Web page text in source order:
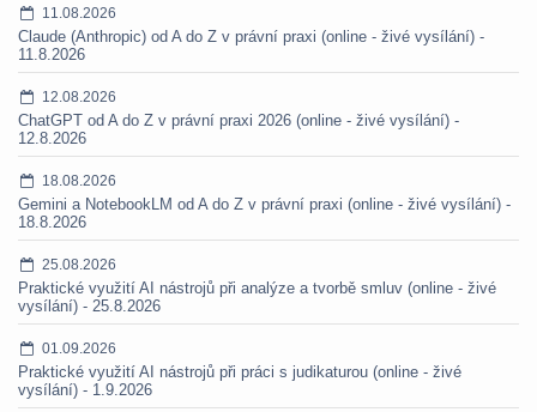
11.08.2026
Claude (Anthropic) od A do Z v právní praxi (online - živé vysílání) -
11.8.2026
12.08.2026
ChatGPT od A do Z v právní praxi 2026 (online - živé vysílání) -
12.8.2026
18.08.2026
Gemini a NotebookLM od A do Z v právní praxi (online - živé vysílání) -
18.8.2026
25.08.2026
Praktické využití AI nástrojů při analýze a tvorbě smluv (online - živé
vysílání) - 25.8.2026
01.09.2026
Praktické využití AI nástrojů při práci s judikaturou (online - živé
vysílání) - 1.9.2026